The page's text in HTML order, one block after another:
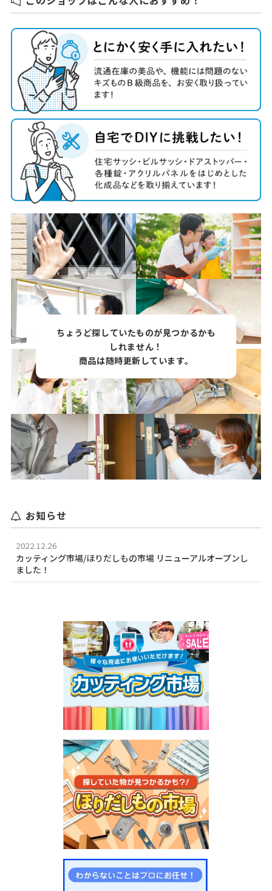
ちょうど探していたものが見つかるかも
しれません！
商品は随時更新しています。
お知らせ
2022.12.26
カッティング市場/ほりだしもの市場 リニューアルオープンし
ました！